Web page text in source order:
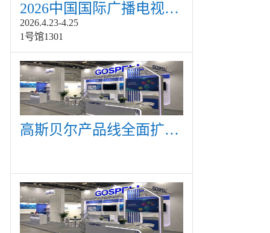
2026中国国际广播电视信息网络展览会展
2026.4.23-4.25
1号馆1301
高斯贝尔产品线全面扩展，众多新产品亮相CommunicAsia 2019